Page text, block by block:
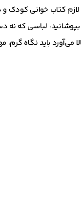
کتاب خوانی
لباسی که نه
باید نگاه گرم،